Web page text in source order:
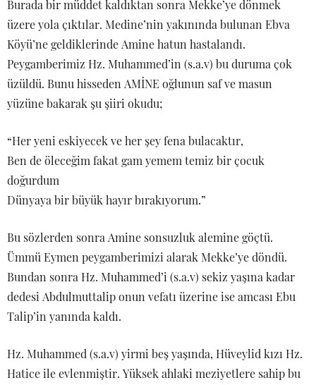
Burada bir müddet kaldıktan sonra Mekke’ye dönmek
üzere yola çıktılar. Medine’nin yakınında bulunan Ebva
Köyü’ne geldiklerinde Amine hatun hastalandı.
Peygamberimiz Hz. Muhammed’in (s.a.v) bu duruma çok
üzüldü. Bunu hisseden AMİNE oğlunun saf ve masun
yüzüne bakarak şu şiiri okudu;
“Her yeni eskiyecek ve her şey fena bulacaktır,
Ben de öleceğim fakat gam yemem temiz bir çocuk
doğurdum
Dünyaya bir büyük hayır bırakıyorum.”
Bu sözlerden sonra Amine sonsuzluk alemine göçtü.
Ümmü Eymen peygamberimizi alarak Mekke’ye döndü.
Bundan sonra Hz. Muhammed’i (s.a.v) sekiz yaşına kadar
dedesi Abdulmuttalip onun vefatı üzerine ise amcası Ebu
Talip’in yanında kaldı.
Hz. Muhammed (s.a.v) yirmi beş yaşında, Hüveylid kızı Hz.
Hatice ile evlenmiştir. Yüksek ahlaki meziyetlere sahip bu